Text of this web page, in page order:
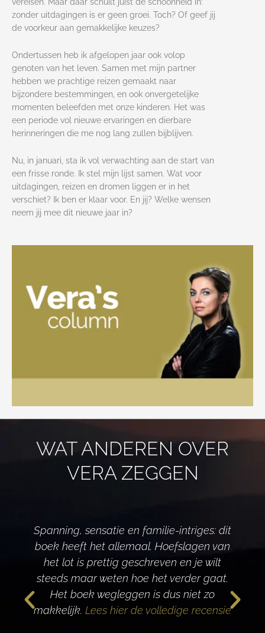
vereisen. Maar daar schuilt juist de schoonheid in:
zonder uitdagingen is er geen groei. Toch? Of geef jij
de voorkeur aan gemakkelijke keuzes?
Ondertussen heb ik afgelopen jaar ook volop
genoten van het leven. Samen met mijn partner
hebben we prachtige reizen gemaakt naar
bijzondere bestemmingen, en ook onvergetelijke
momenten beleefden met onze kinderen. Het was
een periode vol nieuwe ervaringen en dierbare
herinneringen die me nog lang zullen bijblijven.
Nu, in januari, sta ik vol verwachting aan de start van
een frisse ronde. Ik stel mijn lijst samen. Wat voor
uitdagingen, reizen en dromen liggen er in het
verschiet? Ik ben er klaar voor. En jij? Welke wensen
neem jij mee dit nieuwe jaar in?
WAT ANDEREN OVER
VERA ZEGGEN
Spanning, sensatie en familie-intriges: dit
boek heeft het allemaal. Hoefslagen van
het lot is prettig geschreven en je wilt
steeds maar weten hoe het verder gaat.
Het boek wegleggen is dus niet zo
makkelijk. Lees hier de volledige recensie